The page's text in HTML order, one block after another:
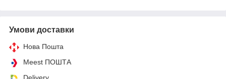
Умови доставки
Нова Пошта
Meest ПОШТА
Delivery